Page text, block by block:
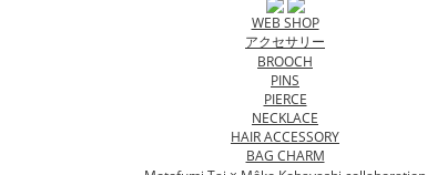
WEB SHOP
アクセサリー
BROOCH
PINS
PIERCE
NECKLACE
HAIR ACCESSORY
BAG CHARM